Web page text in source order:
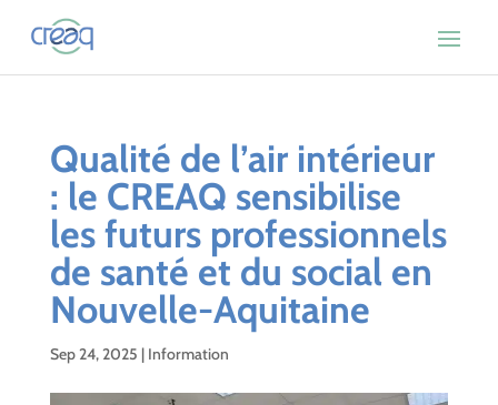
Qualité de l’air intérieur
: le CREAQ sensibilise
les futurs professionnels
de santé et du social en
Nouvelle-Aquitaine
Sep 24, 2025 | Information